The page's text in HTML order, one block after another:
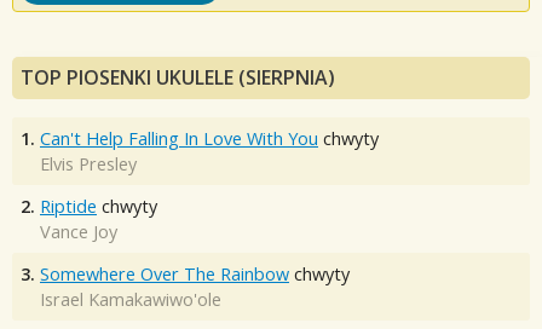
TOP PIOSENKI UKULELE (SIERPNIA)
1. Can't Help Falling In Love With You chwyty
Elvis Presley
2. Riptide chwyty
Vance Joy
3. Somewhere Over The Rainbow chwyty
Israel Kamakawiwo'ole